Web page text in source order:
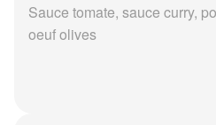
Sauce tomate, sauce curry,
oeuf olives